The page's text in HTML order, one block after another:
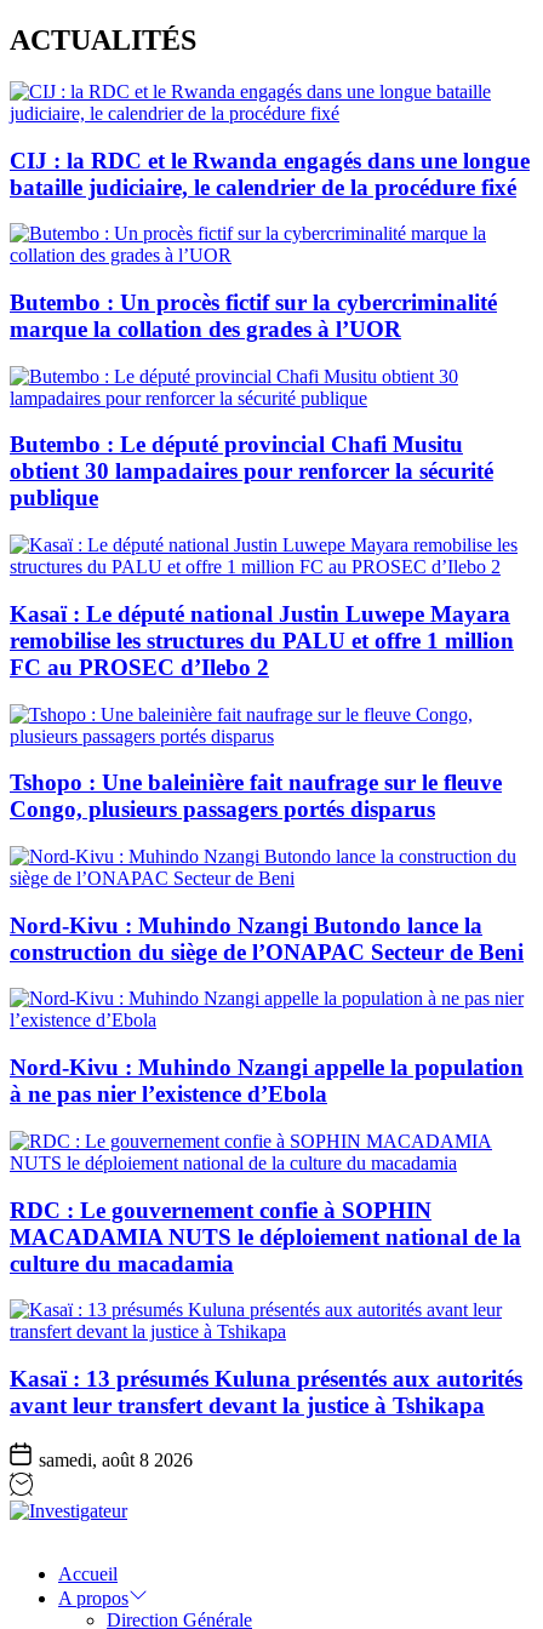
Skip
to
content
ACTUALITÉS
CIJ : la RDC et le Rwanda engagés dans une longue
bataille judiciaire, le calendrier de la procédure fixé
Butembo : Un procès fictif sur la cybercriminalité
marque la collation des grades à l’UOR
Butembo : Le député provincial Chafi Musitu
obtient 30 lampadaires pour renforcer la sécurité
publique
Kasaï : Le député national Justin Luwepe Mayara
remobilise les structures du PALU et offre 1 million
FC au PROSEC d’Ilebo 2
Tshopo : Une baleinière fait naufrage sur le fleuve
Congo, plusieurs passagers portés disparus
Nord-Kivu : Muhindo Nzangi Butondo lance la
construction du siège de l’ONAPAC Secteur de Beni
Nord-Kivu : Muhindo Nzangi appelle la population
à ne pas nier l’existence d’Ebola
RDC : Le gouvernement confie à SOPHIN
MACADAMIA NUTS le déploiement national de la
culture du macadamia
Kasaï : 13 présumés Kuluna présentés aux autorités
avant leur transfert devant la justice à Tshikapa
samedi, août 8 2026
Accueil
A propos
Direction Générale